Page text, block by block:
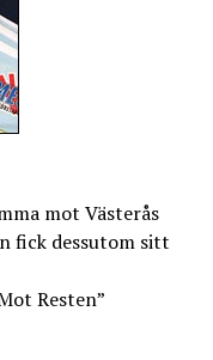
mot Västerås
fick dessutom sitt
Resten”